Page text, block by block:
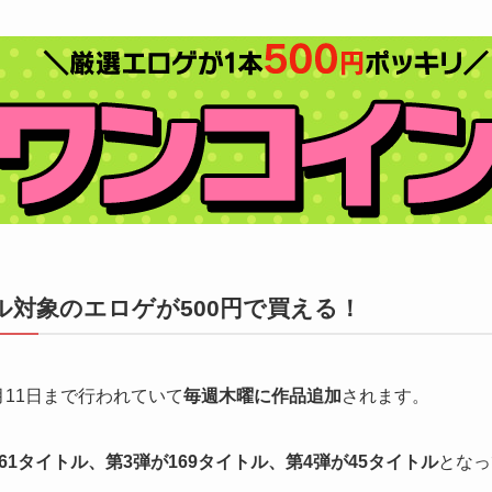
対象のエロゲが500円で買える！
日まで行われていて毎週木曜に作品追加されます。
タイトル、第3弾が169タイトル、第4弾が45タイトルとな